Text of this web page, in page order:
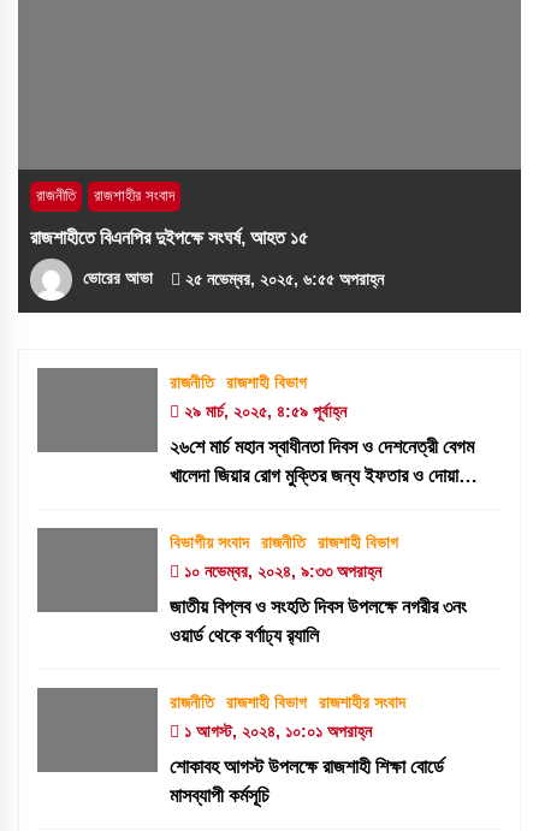
রাজনীতি রাজশাহীর সংবাদ
রাজশাহীতে বিএনপির দুইপক্ষে সংঘর্ষ, আহত ১৫
ভোরের আভা ২৫ নভেম্বর, ২০২৫, ৬:৫৫ অপরাহ্ন
রাজনীতি
রাজশাহী বিভাগ
২৯ মার্চ, ২০২৫, ৪:৫৯ পূর্বাহ্ন
২৬শে মার্চ মহান স্বাধীনতা দিবস ও দেশনেত্রী বেগম
খালেদা জিয়ার রোগ মুক্তির জন্য ইফতার ও দোয়া
বিভাগীয় সংবাদ রাজনীতি
রাজশাহী বিভাগ
১০ নভেম্বর, ২০২৪, ৯:৩৩ অপরাহ্ন
জাতীয় বিপ্লব ও সংহতি দিবস উপলক্ষে নগরীর ৩নং
ওয়ার্ড থেকে বর্ণাঢ্য র‍্যালি
রাজনীতি রাজশাহী বিভাগ
রাজশাহীর সংবাদ
১ আগস্ট, ২০২৪, ১০:০১ অপরাহ্ন
শোকাবহ আগস্ট উপলক্ষে রাজশাহী শিক্ষা বোর্ডে
মাসব্যাপী কর্মসূচি